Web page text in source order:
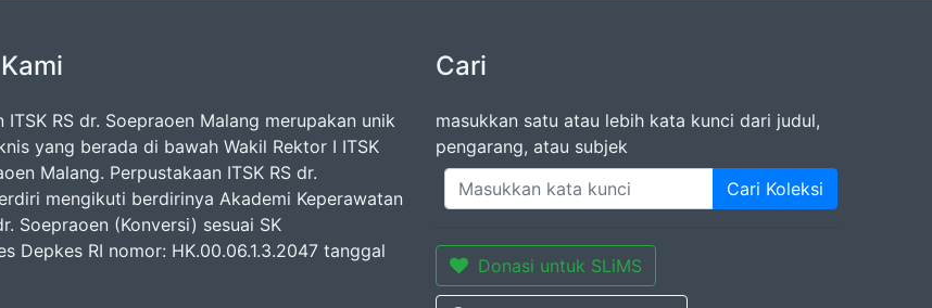
ITSK RS dr. Soepraoen Malang merupakan unik
yang berada di bawah Wakil Rektor I ITSK
Malang. Perpustakaan ITSK RS dr.
mengikuti berdirinya Akademi Keperawatan
Soepraoen (Konversi) sesuai SK
Depkes RI nomor: HK.00.06.1.3.2047 tanggal
Cari
masukkan satu atau lebih kata kunci dari judul,
pengarang, atau subjek
Cari Koleksi
Donasi untuk SLiMS